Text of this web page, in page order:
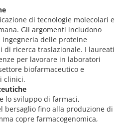
di tecnologie molecolari e
Gli argomenti includono
ingegneria delle proteine
di ricerca traslazionale. I laureati
per lavorare in laboratori
biofarmaceutico e
clinici.
lo sviluppo di farmaci,
bersaglio fino alla produzione di
copre farmacogenomica,